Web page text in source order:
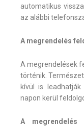
automatikus
az alábbi
A megrendelés
A megrendelések
történik.
kívül is
napon kerül
A megrendelés